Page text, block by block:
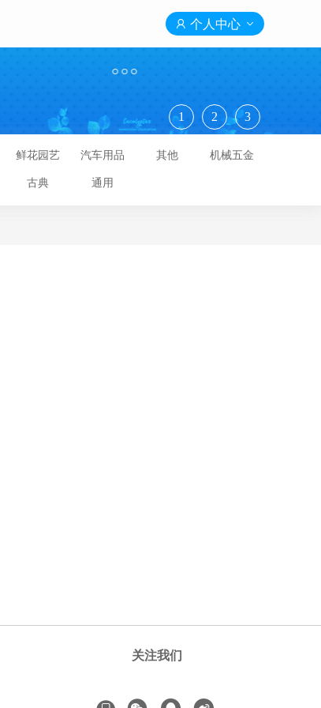
 个人中心 
1 2 3
鲜花园艺 汽车用品 其他 机械五金
古典 通用
关注我们